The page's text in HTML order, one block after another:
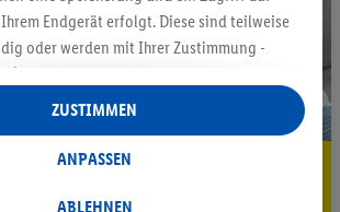
Versand sparen³²ᵃ
Endgerät erfolgt. Diese sind teilweise
oder werden mit Ihrer Zustimmung -
(u.a.
Zusammenhang mit dem IAB TCF
oder für personalisierte Werbung
für personalisierte Werbung werden
ABLEHNEN
ANPASSEN
ZUSTIMMEN